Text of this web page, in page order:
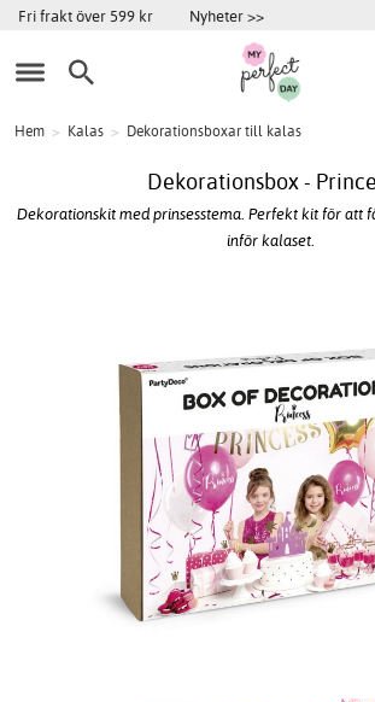
Fri frakt över 599 kr Nyheter >>
Hem > Kalas > Dekorationsboxar till kalas
Dekorationsbox -
Dekorationskit med prinsesstema. Perfekt kit för att
inför kalaset.